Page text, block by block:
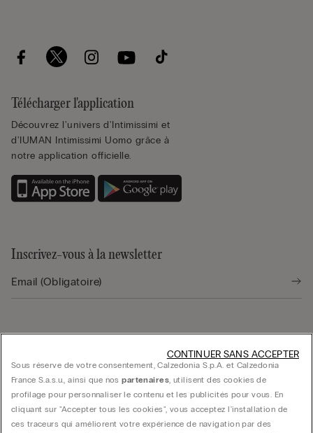
Télécharger l'application
Découvrez l'univers d'Intimissimi et
d'IUMAN Intimissimi Uomo grâce à
notre application officielle.
Inscrivez-vous à la newsletter
Sous réserve de votre consentement, Calzedonia S.p.A. et Calzedonia
France S.a.s.u., ainsi que nospartenaires, utilisent des cookies de
profilage pour personnaliser le contenu et les publicités pour vous. En
cliquant sur "Accepter tous les cookies", vous acceptez l'installation de
ces traceurs qui améliorent votre expérience de navigation par des
CONTINUER SANS ACCEPTER